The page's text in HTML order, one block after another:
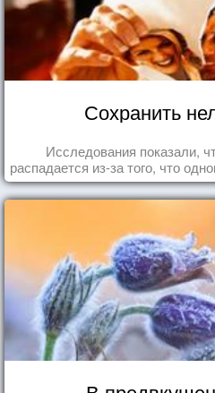
Сохранить
Исследования показали,
распадается из-за того, что
та роль, которая